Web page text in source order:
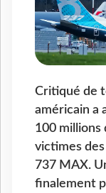
Critiqué de
américain a
100 millions
victimes
737 MAX.
finalement